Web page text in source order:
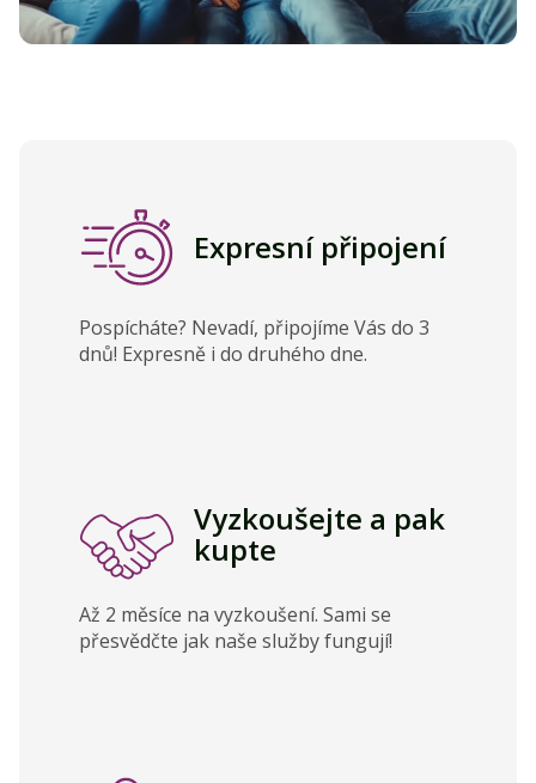
Expresní připojení
Pospícháte? Nevadí, připojíme Vás do 3
dnů! Expresně i do druhého dne.
Vyzkoušejte a pak
kupte
Až 2 měsíce na vyzkoušení. Sami se
přesvědčte jak naše služby fungují!